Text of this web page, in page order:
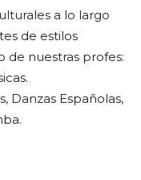
a lo largo
de estilos
de nuestras profes:
Danzas Españolas,